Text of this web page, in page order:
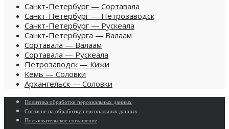
Санкт-Петербург — Сортавала
Санкт-Петербург — Петрозаводск
Санкт-Петербург — Рускеала
Санкт-Петербурга — Валаам
Сортавала — Валаам
Сортавала — Рускеала
Петрозаводск — Кижи
Кемь — Соловки
Архангельск — Соловки
Политика обработки персональных данных
Согласие на обработку персональных данных
Пользовательское cоглашение